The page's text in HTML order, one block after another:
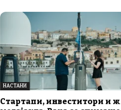
НАСТАНИ
Стартапи, инвеститори и